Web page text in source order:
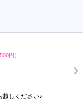
円）
越しください♪